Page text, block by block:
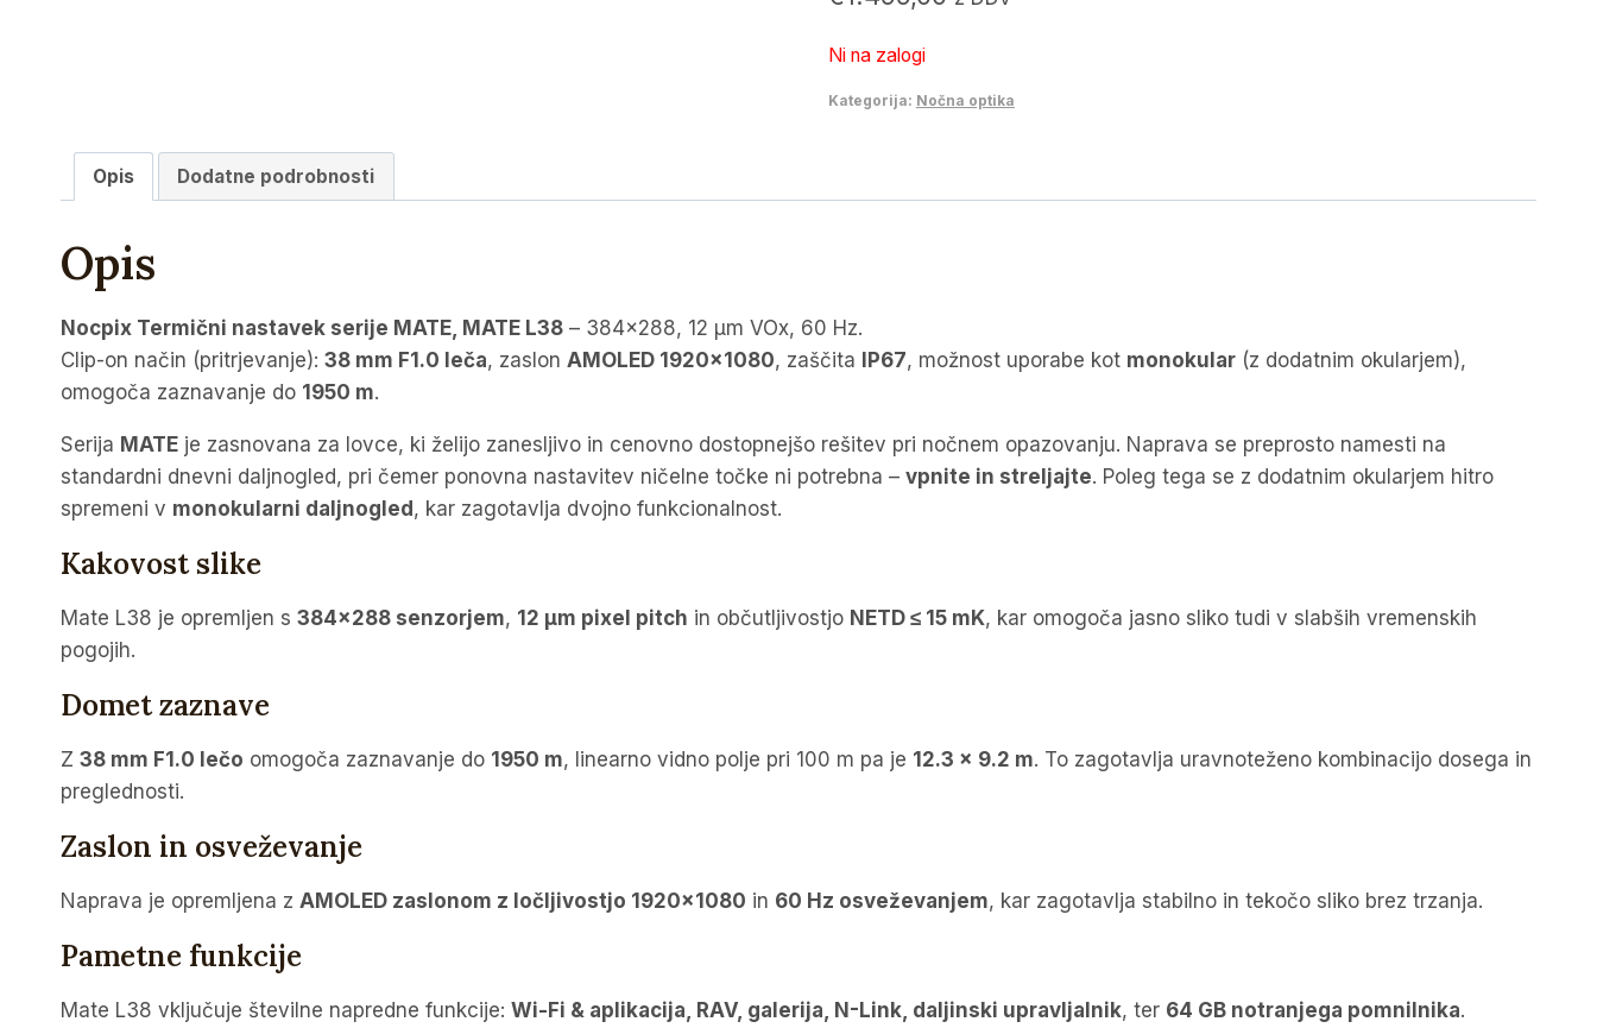
Ni na zalogi
Kategorija: Nočna optika
Opis Dodatne podrobnosti
Opis
Nocpix Termični nastavek serije MATE, MATE L38 – 384×288, 12 μm VOx, 60 Hz.
Clip-on način (pritrjevanje): 38 mm F1.0 leča, zaslon AMOLED 1920×1080, zaščita IP67, možnost uporabe kot monokular (z dodatnim okularjem),
omogoča zaznavanje do 1950 m.
Serija MATE je zasnovana za lovce, ki želijo zanesljivo in cenovno dostopnejšo rešitev pri nočnem opazovanju. Naprava se preprosto namesti na
standardni dnevni daljnogled, pri čemer ponovna nastavitev ničelne točke ni potrebna – vpnite in streljajte. Poleg tega se z dodatnim okularjem hitro
spremeni v monokularni daljnogled, kar zagotavlja dvojno funkcionalnost.
Kakovost slike
Mate L38 je opremljen s 384×288 senzorjem, 12 μm pixel pitch in občutljivostjo NETD ≤ 15 mK, kar omogoča jasno sliko tudi v slabših vremenskih
pogojih.
Domet zaznave
Z 38 mm F1.0 lečo omogoča zaznavanje do 1950 m, linearno vidno polje pri 100 m pa je 12.3 × 9.2 m. To zagotavlja uravnoteženo kombinacijo dosega in
preglednosti.
Zaslon in osveževanje
Naprava je opremljena z AMOLED zaslonom z ločljivostjo 1920×1080 in 60 Hz osveževanjem, kar zagotavlja stabilno in tekočo sliko brez trzanja.
Pametne funkcije
Mate L38 vključuje številne napredne funkcije: Wi-Fi & aplikacija, RAV, galerija, N-Link, daljinski upravljalnik, ter 64 GB notranjega pomnilnika.